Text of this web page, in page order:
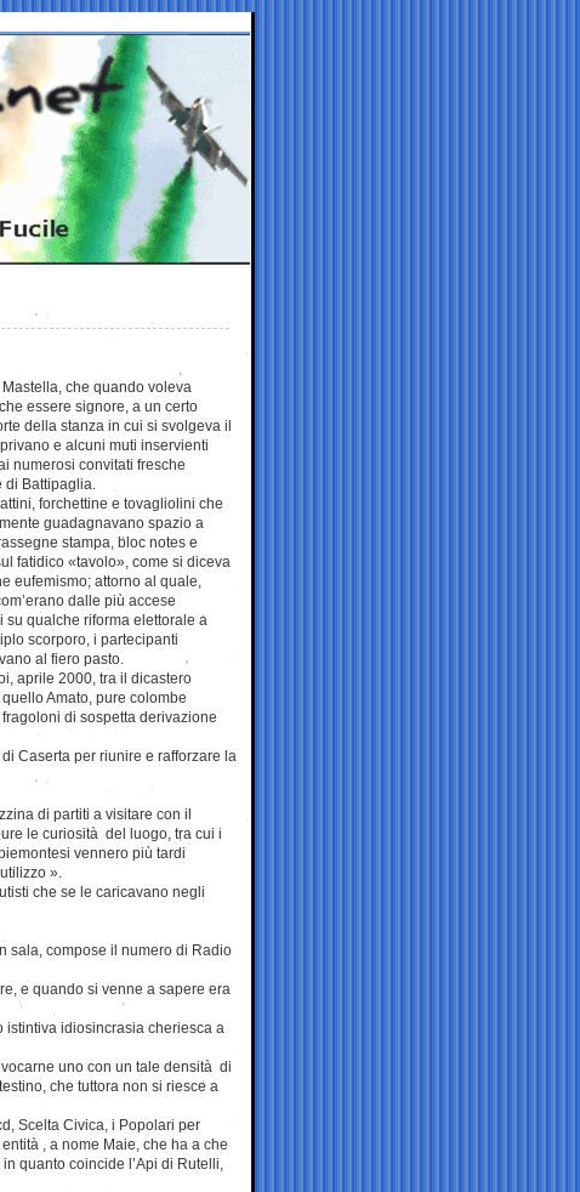
che quando voleva
essere signore, a un certo
della stanza in cui si svolgeva il
e alcuni muti inservienti
numerosi convitati fresche
di Battipaglia.
forchettine e tovagliolini che
guadagnavano spazio a
stampa, bloc notes e
fatidico «tavolo», come si diceva
eufemismo; attorno al quale,
dalle più accese
su qualche riforma elettorale a
scorporo, i partecipanti
al fiero pasto.
aprile 2000, tra il dicastero
quello Amato, pure colombe
di sospetta derivazione
Caserta per riunire e rafforzare la
di partiti a visitare con il
le curiosità del luogo, tra cui i
vennero più tardi
».
che se le caricavano negli
sala, compose il numero di Radio
e quando si venne a sapere era
istintiva idiosincrasia cheriesca a
uno con un tale densità di
che tuttora non si riesce a
Scelta Civica, i Popolari per
, a nome Maie, che ha a che
quanto coincide l’Api di Rutelli,